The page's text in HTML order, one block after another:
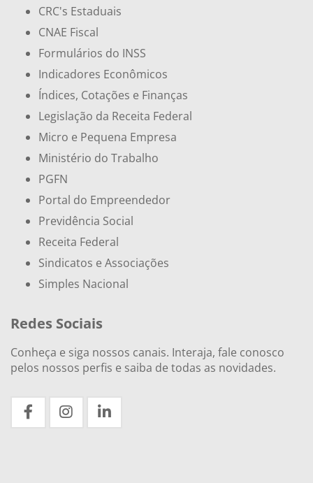
CRC's Estaduais
CNAE Fiscal
Formulários do INSS
Indicadores Econômicos
Índices, Cotações e Finanças
Legislação da Receita Federal
Micro e Pequena Empresa
Ministério do Trabalho
PGFN
Portal do Empreendedor
Previdência Social
Receita Federal
Sindicatos e Associações
Simples Nacional
Redes Sociais
Conheça e siga nossos canais. Interaja, fale conosco
pelos nossos perfis e saiba de todas as novidades.